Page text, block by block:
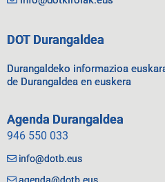
DOT Durangaldea
Durangaldeko informazioa
de Durangaldea en euskera
Agenda Durangaldea
946 550 033
info@dotb.eus